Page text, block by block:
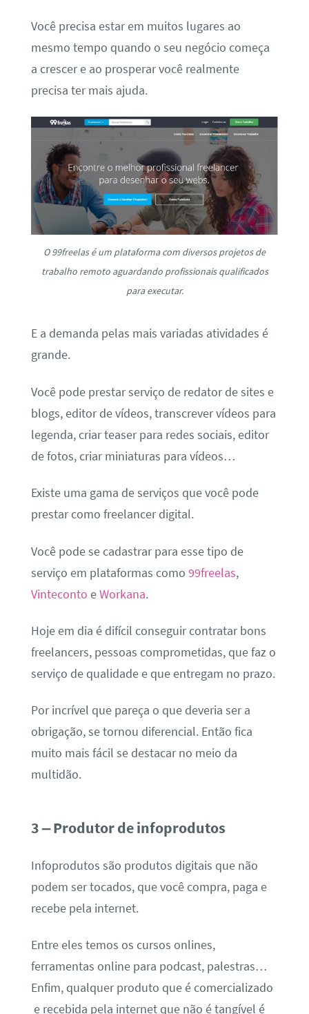
Você precisa estar em muitos lugares ao
mesmo tempo quando o seu negócio começa
a crescer e ao prosperar você realmente
precisa ter mais ajuda.
O 99freelas é um plataforma com diversos projetos de
trabalho remoto aguardando profissionais qualificados
para executar.
E a demanda pelas mais variadas atividades é
grande.
Você pode prestar serviço de redator de sites e
blogs, editor de vídeos, transcrever vídeos para
legenda, criar teaser para redes sociais, editor
de fotos, criar miniaturas para vídeos…
Existe uma gama de serviços que você pode
prestar como freelancer digital.
Você pode se cadastrar para esse tipo de
serviço em plataformas como 99freelas,
Vinteconto eWorkana.
Hoje em dia é difícil conseguir contratar bons
freelancers, pessoas comprometidas, que faz o
serviço de qualidade e que entregam no prazo.
Por incrível que pareça o que deveria ser a
obrigação, se tornou diferencial. Então fica
muito mais fácil se destacar no meio da
multidão.
3 – Produtor de infoprodutos
Infoprodutos são produtos digitais que não
podem ser tocados, que você compra, paga e
recebe pela internet.
Entre eles temos os cursos onlines,
ferramentas online para podcast, palestras…
Enfim, qualquer produto que é comercializado
e recebida pela internet que não é tangível é